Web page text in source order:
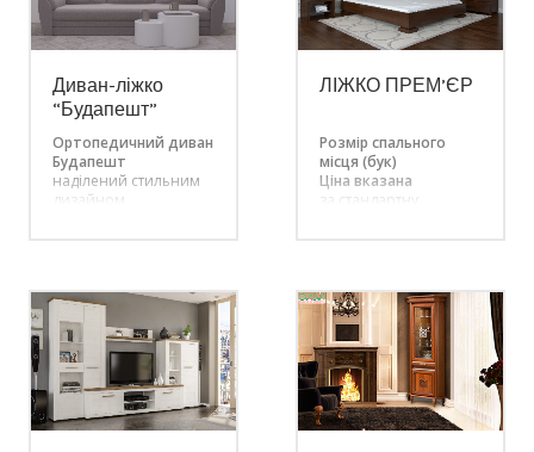
Диван-ліжко
“Будапешт”
Ортопедичний диван
Будапешт
наділений стильним
дизайном
рішенням для
функціонального
меблювання вітальні
чи квартири-студії.
Комфортабельна
модель з пружинним
блоком Bonnel і
м’якою оббивкою –
ЛІЖКО ПРЕМ’ЄР
Розмір спального
місця (бук)
Ціна вказана
за стандартну
Можливе замовлення
розміру (
довжина: 190,
200 см; ш
ирина: 160,
180 см)